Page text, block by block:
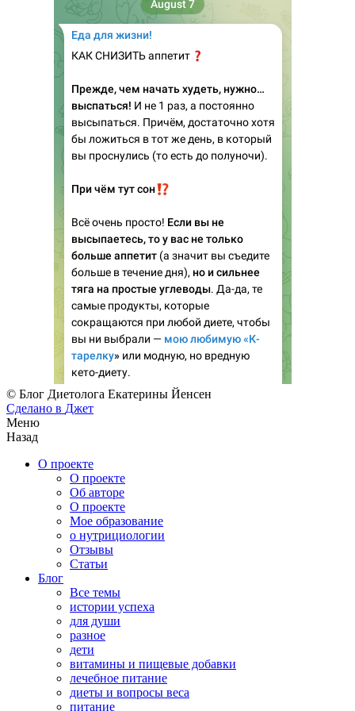
© Блог Диетолога Екатерины Йенсен
Сделано в Джет
Меню
Назад
О проекте
О проекте
Об авторе
О проекте
Мое образование
о нутрициологии
Отзывы
Статьи
Блог
Все темы
истории успеха
для души
разное
дети
витамины и пищевые добавки
лечебное питание
диеты и вопросы веса
питание